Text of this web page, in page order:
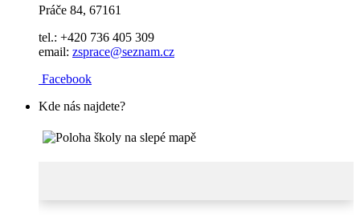
Práče 84, 67161
tel.: +420 736 405 309
email: zsprace@seznam.cz
Facebook
Kde nás najdete?